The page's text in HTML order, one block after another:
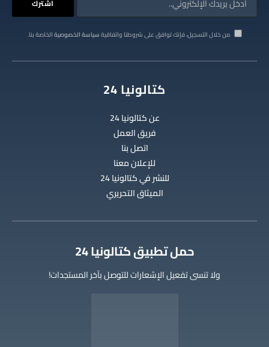
من خلال التسجيل، فإنك توافق على شروطنا واتفاقيةسياسة الخصوصيةالخاصة بنا.
كتالونيا 24
عن كتالونيا 24
فريق العمل
اتصل بنا
للإعلان معنا
للنشر في كتالونيا 24
الميثاق التحريري
‫حمل تطبيق كتالونيا 24
ولا تنسى تفعيل الإشعارات للتوصل بآخر المستجدات!